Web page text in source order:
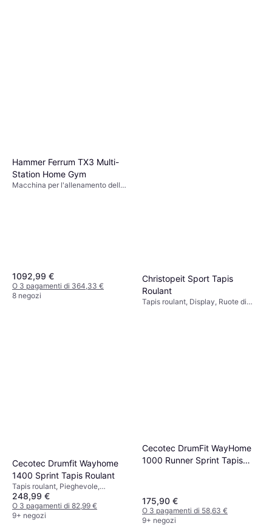
Hammer Ferrum TX3 Multi-
Station Home Gym
Macchina per l'allenamento della
1092,99 €
O 3 pagamenti di 364,33 €
8 negozi
Christopeit Sport Tapis
Roulant
Tapis roulant, Display, Ruote di
Cecotec Drumfit Wayhome
1400 Sprint Tapis Roulant
Tapis roulant, Pieghevole,
Portabottiglie, Monitor della
frequenza cardiaca, Display,
Ruote di trasporto
248,99 €
O 3 pagamenti di 82,99 €
9+ negozi
Cecotec DrumFit WayHome
1000 Runner Sprint Tapis
175,90 €
O 3 pagamenti di 58,63 €
9+ negozi